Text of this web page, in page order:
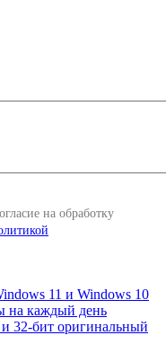
на обработку
11 и Windows 10
на каждый день
32-бит оригинальный